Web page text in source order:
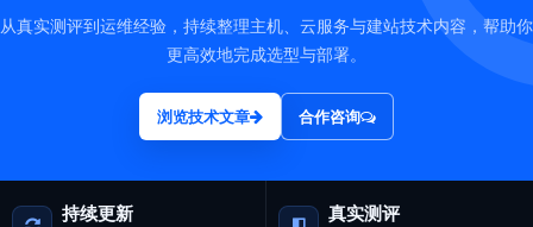
从真实测评到运维经验，持续整理主机、云服务与建站技术内容，帮助你
更高效地完成选型与部署。
浏览技术文章 合作咨询
持续更新 真实测评